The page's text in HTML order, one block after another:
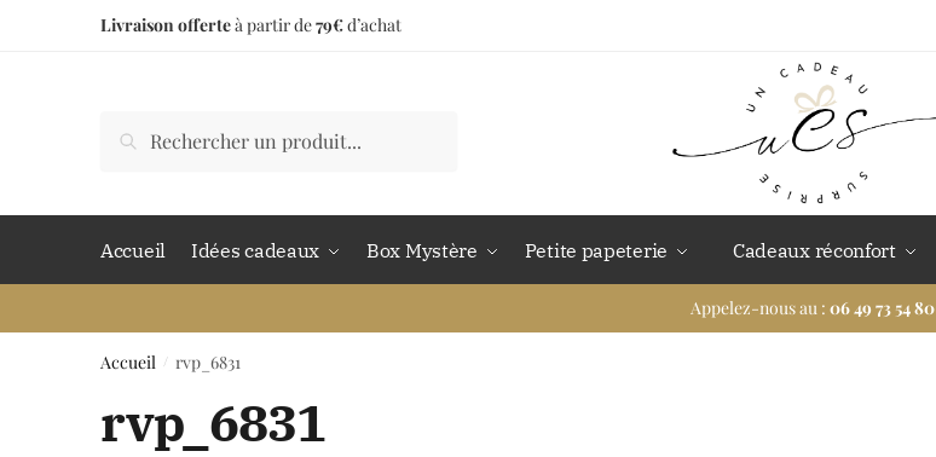
Livraison offerteà partir de79€d’achat
Accueil Idées cadeaux Box Mystère Petite papeterie Cadeaux réconfort
Appelez-nous au : 06 49 73 54 80
Accueil / rvp_6831
rvp_6831